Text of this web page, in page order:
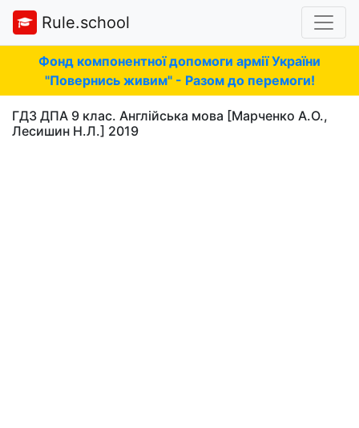
Rule.school
Фонд компонентної допомоги армії України
"Повернись живим" - Разом до перемоги!
ГДЗ ДПА 9 клас. Англійська мова [Марченко А.О.,
Лесишин Н.Л.] 2019